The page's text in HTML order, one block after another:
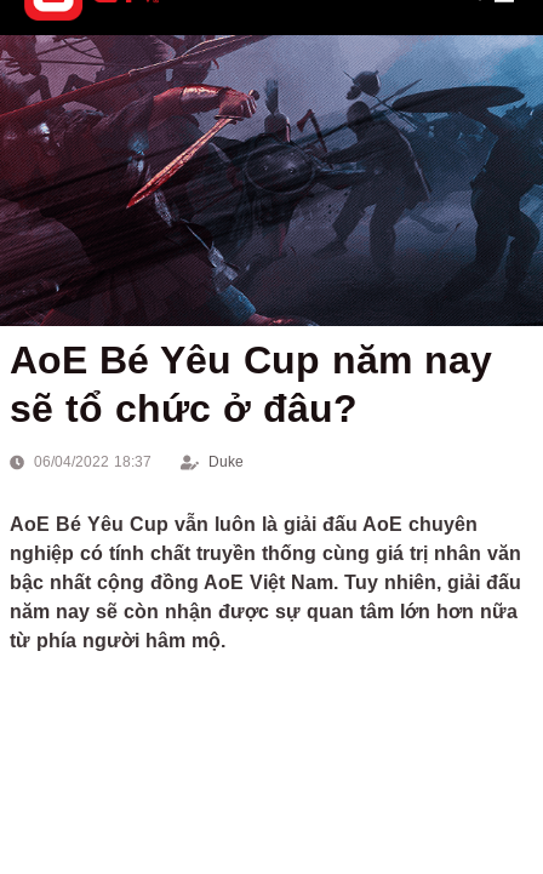
AoE Bé Yêu Cup năm nay
sẽ tổ chức ở đâu?
06/04/2022 18:37 Duke
AoE Bé Yêu Cup vẫn luôn là giải đấu AoE chuyên
nghiệp có tính chất truyền thống cùng giá trị nhân văn
bậc nhất cộng đồng AoE Việt Nam. Tuy nhiên, giải đấu
năm nay sẽ còn nhận được sự quan tâm lớn hơn nữa
từ phía người hâm mộ.